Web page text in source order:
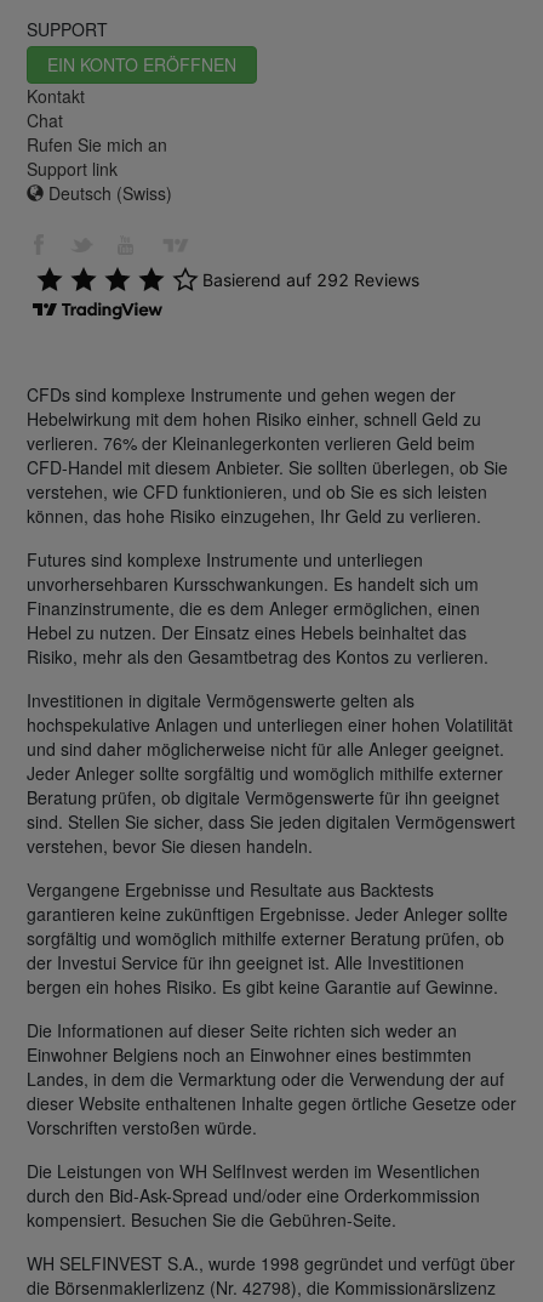
SUPPORT
EIN KONTO ERÖFFNEN
Kontakt
Chat
Rufen Sie mich an
Support link
Deutsch (Swiss)
CFDs sind komplexe Instrumente und gehen wegen der
Hebelwirkung mit dem hohen Risiko einher, schnell Geld zu
verlieren. 76% der Kleinanlegerkonten verlieren Geld beim
CFD-Handel mit diesem Anbieter. Sie sollten überlegen, ob Sie
verstehen, wie CFD funktionieren, und ob Sie es sich leisten
können, das hohe Risiko einzugehen, Ihr Geld zu verlieren.
Futures sind komplexe Instrumente und unterliegen
unvorhersehbaren Kursschwankungen. Es handelt sich um
Finanzinstrumente, die es dem Anleger ermöglichen, einen
Hebel zu nutzen. Der Einsatz eines Hebels beinhaltet das
Risiko, mehr als den Gesamtbetrag des Kontos zu verlieren.
Investitionen in digitale Vermögenswerte gelten als
hochspekulative Anlagen und unterliegen einer hohen Volatilität
und sind daher möglicherweise nicht für alle Anleger geeignet.
Jeder Anleger sollte sorgfältig und womöglich mithilfe externer
Beratung prüfen, ob digitale Vermögenswerte für ihn geeignet
sind. Stellen Sie sicher, dass Sie jeden digitalen Vermögenswert
verstehen, bevor Sie diesen handeln.
Vergangene Ergebnisse und Resultate aus Backtests
garantieren keine zukünftigen Ergebnisse. Jeder Anleger sollte
sorgfältig und womöglich mithilfe externer Beratung prüfen, ob
der Investui Service für ihn geeignet ist. Alle Investitionen
bergen ein hohes Risiko. Es gibt keine Garantie auf Gewinne.
Die Informationen auf dieser Seite richten sich weder an
Einwohner Belgiens noch an Einwohner eines bestimmten
Landes, in dem die Vermarktung oder die Verwendung der auf
dieser Website enthaltenen Inhalte gegen örtliche Gesetze oder
Vorschriften verstoßen würde.
Die Leistungen von WH SelfInvest werden im Wesentlichen
durch den Bid-Ask-Spread und/oder eine Orderkommission
kompensiert. Besuchen Sie die Gebühren-Seite.
WH SELFINVEST S.A., wurde 1998 gegründet und verfügt über
die Börsenmaklerlizenz (Nr. 42798), die Kommissionärslizenz